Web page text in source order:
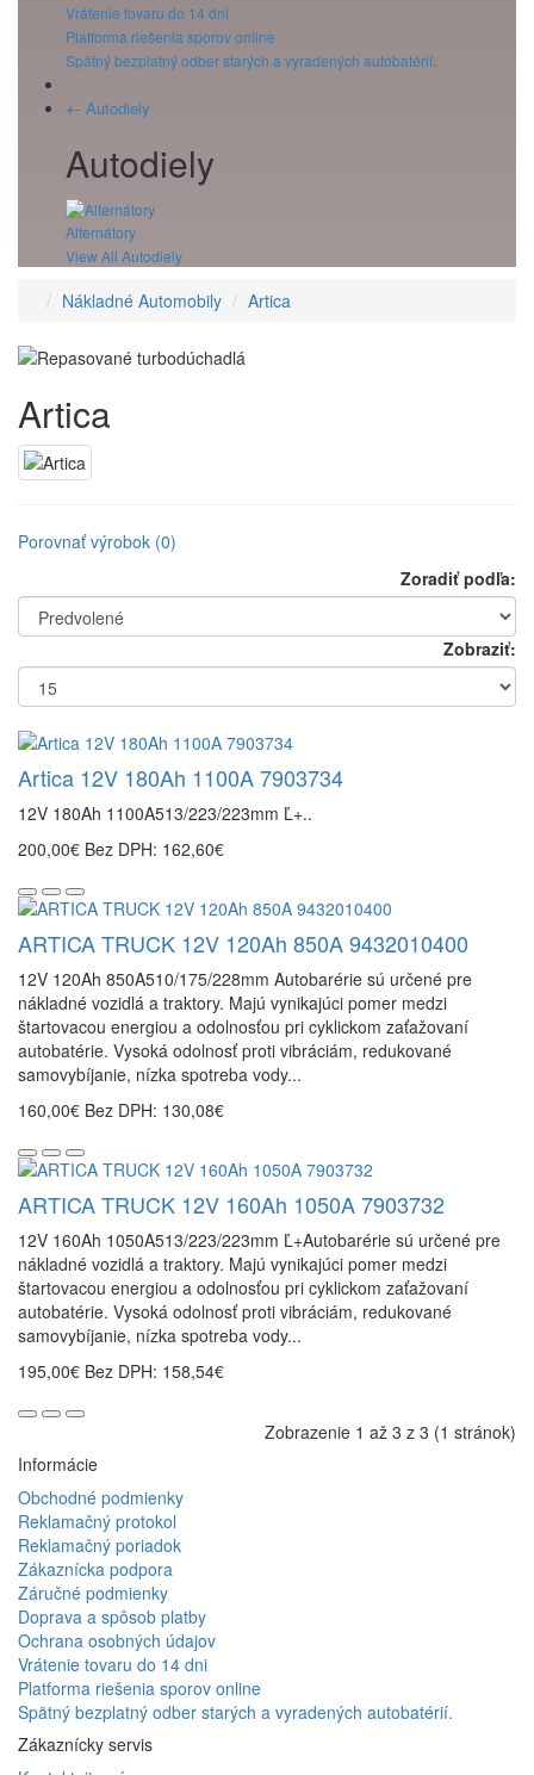
Vrátenie tovaru do 14 dni
Platforma riešenia sporov online
Spätný bezplatný odber starých a vyradených autobatérií.
+- Autodiely
Autodiely
Alternátory
View All Autodiely
Nákladné Automobily Artica
Artica
Porovnať výrobok (0)
Zoradiť podľa:
Zobraziť:
Artica 12V 180Ah 1100A 7903734
12V 180Ah 1100A513/223/223mm Ľ+..
200,00€ Bez DPH: 162,60€
ARTICA TRUCK 12V 120Ah 850A 9432010400
12V 120Ah 850A510/175/228mm Autobarérie sú určené pre
nákladné vozidlá a traktory. Majú vynikajúci pomer medzi
štartovacou energiou a odolnosťou pri cyklickom zaťažovaní
autobatérie. Vysoká odolnosť proti vibráciám, redukované
samovybíjanie, nízka spotreba vody...
160,00€ Bez DPH: 130,08€
ARTICA TRUCK 12V 160Ah 1050A 7903732
12V 160Ah 1050A513/223/223mm Ľ+Autobarérie sú určené pre
nákladné vozidlá a traktory. Majú vynikajúci pomer medzi
štartovacou energiou a odolnosťou pri cyklickom zaťažovaní
autobatérie. Vysoká odolnosť proti vibráciám, redukované
samovybíjanie, nízka spotreba vody...
195,00€ Bez DPH: 158,54€
Zobrazenie 1 až 3 z 3 (1 stránok)
Informácie
Obchodné podmienky
Reklamačný protokol
Reklamačný poriadok
Zákaznícka podpora
Záručné podmienky
Doprava a spôsob platby
Ochrana osobných údajov
Vrátenie tovaru do 14 dni
Platforma riešenia sporov online
Spätný bezplatný odber starých a vyradených autobatérií.
Zákaznícky servis